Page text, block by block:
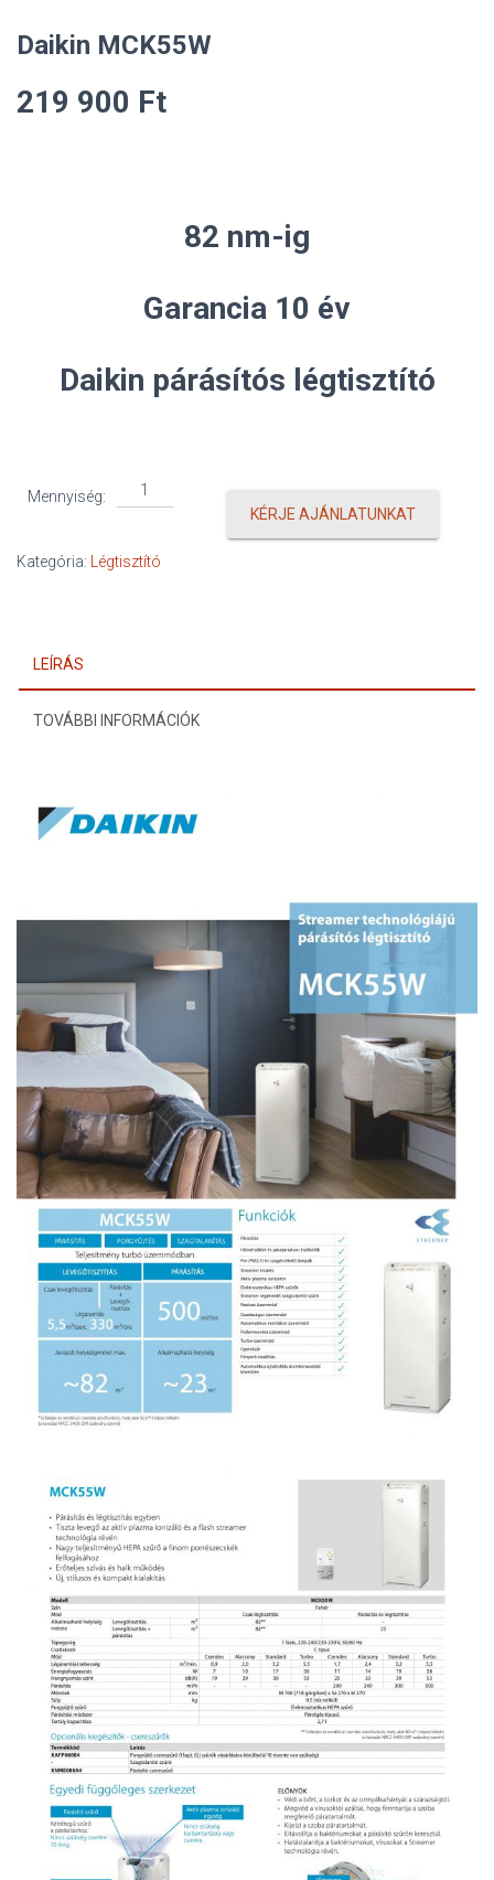
Daikin MCK55W
219 900 Ft
82 nm-ig
Garancia 10 év
Daikin párásítós légtisztító
Mennyiség:
Daikin
MCK55W
KÉRJE AJÁNLATUNKAT
Kategória: Légtisztító
LEÍRÁS
TOVÁBBI INFORMÁCIÓK